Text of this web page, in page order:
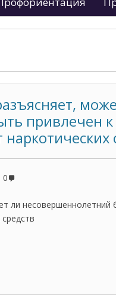
привлечен к
0
ли несовершеннолетний